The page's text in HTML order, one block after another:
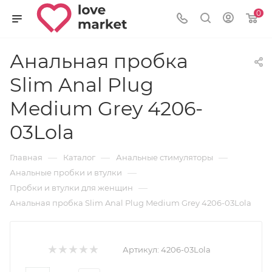
0
Анальная пробка
Slim Anal Plug
Medium Grey 4206-
03Lola
Главная — Каталог — Анальные стимуляторы —
Анальные пробки и втулки —
Пробки и втулки для женщин —
Анальная пробка Slim Anal Plug Medium Grey 4206-03Lola
Артикул: 4206-03Lola